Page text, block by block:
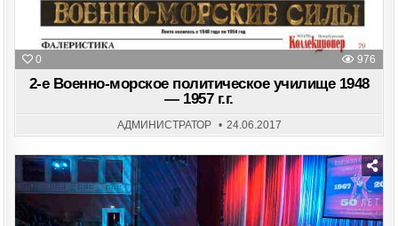
0 976
2-е Военно-морское политическое училище 1948
— 1957 г.г.
АДМИНИСТРАТОР 24.06.2017
Posted
in